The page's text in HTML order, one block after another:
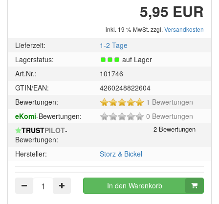
5,95 EUR
inkl. 19 % MwSt. zzgl. Versandkosten
Lieferzeit:
1-2 Tage
Lagerstatus:
auf Lager
Art.Nr.:
101746
GTIN/EAN:
4260248822604
Bewertungen:
5
5
Sternen!
1 Bewertungen
eKomi-Bewertungen:
0
von
0 Bewertungen
TRUSTPILOT-
Bewertungen:
Hersteller:
Storz & Bickel
In den Warenkorb